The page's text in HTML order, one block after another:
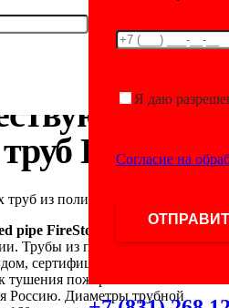
Я даю
Согласие на
труб ПП-Р?
типы
ПП-Р?
из полипропилена:
pipe FireStop
Трубы из полипропилена с
сертифицированы как единая
тушения пожаров во многих
Россию. Диаметры трубной